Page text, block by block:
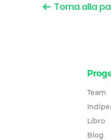
Torna alla
Team
Libro
Blog